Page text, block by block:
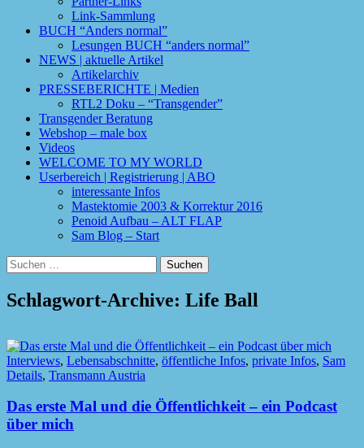
Link-Sammlung
BUCH “Anders normal”
Lesungen BUCH “anders normal”
NEWS | aktuelle Artikel
Artikelarchiv
PRESSEBERICHTE | Medien
RTL2 Doku – “Transgender”
Transgender Beratung
Webshop – male box
Videos
WELCOME TO MY WORLD
Userbereich | Registrierung | ABO
interessante Infos
Mastektomie 2003 & Korrektur 2016
Penoid Aufbau – ALT FLAP
Sam Blog – Start
Suchen
nach:
Schlagwort-Archive: Life Ball
Interviews, Lebensabschnitte, öffentliche Infos, private Infos, Sam
Details, Transmann Austria
Das erste Mal und die Öffentlichkeit – ein Podcast
über mich